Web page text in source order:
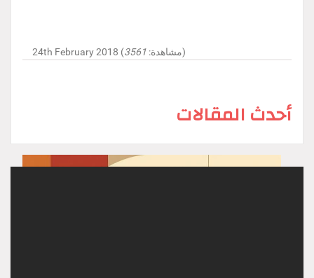
24th February 2018 (مشاهدة: 3561 )
أحدث المقالات